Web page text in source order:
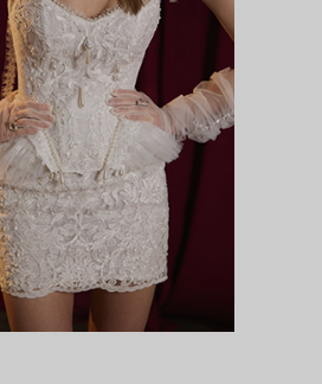
ЭНИГМА
DIVA